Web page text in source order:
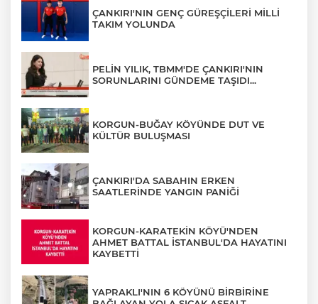
ÇANKIRI'NIN GENÇ GÜREŞÇİLERİ MİLLİ
TAKIM YOLUNDA
PELİN YILIK, TBMM'DE ÇANKIRI'NIN
SORUNLARINI GÜNDEME TAŞIDI...
KORGUN-BUĞAY KÖYÜNDE DUT VE
KÜLTÜR BULUŞMASI
ÇANKIRI'DA SABAHIN ERKEN
SAATLERİNDE YANGIN PANİĞİ
KORGUN-KARATEKİN KÖYÜ'NDEN
AHMET BATTAL İSTANBUL'DA HAYATINI
KAYBETTİ
YAPRAKLI'NIN 6 KÖYÜNÜ BİRBİRİNE